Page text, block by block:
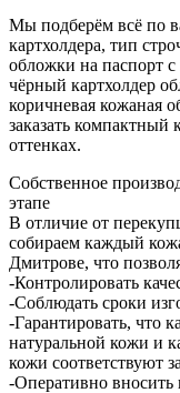
Мы подберём всё по
картхолдера, тип
обложки на паспорт
чёрный картхолдер
коричневая кожаная
заказать компактный
оттенках.
Собственное
этапе
В отличие от
собираем каждый
Дмитрове, что
-Контролировать
-Соблюдать сроки
-Гарантировать, что
натуральной кожи и
кожи соответствуют
-Оперативно вносить